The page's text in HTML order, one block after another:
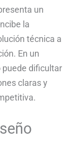
un
la
técnica a
En un
puede dificultar
claras y